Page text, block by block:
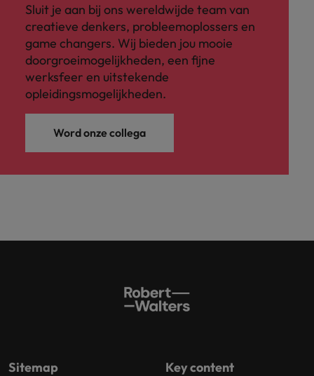
Sluit je aan bij ons wereldwijde team van
creatieve denkers, probleemoplossers en
game changers. Wij bieden jou mooie
doorgroeimogelijkheden, een fijne
werksfeer en uitstekende
opleidingsmogelijkheden.
Word onze collega
Sitemap Key content